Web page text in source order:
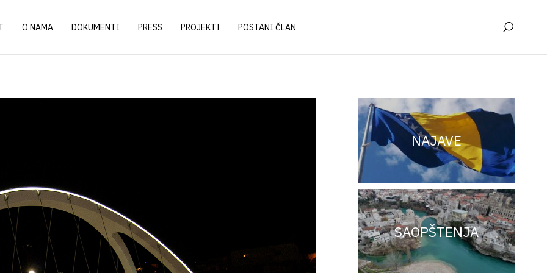
O NAMA DOKUMENTI PRESS PROJEKTI POSTANI ČLAN
NAJAVE
SAOPŠTENJA